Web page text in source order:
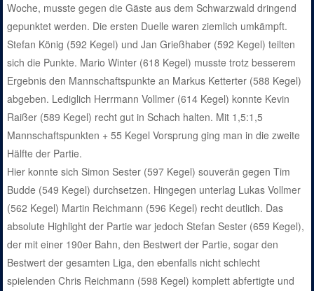
Woche, musste gegen die Gäste aus dem Schwarzwald dringend
gepunktet werden. Die ersten Duelle waren ziemlich umkämpft.
Stefan König (592 Kegel) und Jan Grießhaber (592 Kegel) teilten
sich die Punkte. Mario Winter (618 Kegel) musste trotz besserem
Ergebnis den Mannschaftspunkte an Markus Ketterter (588 Kegel)
abgeben. Lediglich Herrmann Vollmer (614 Kegel) konnte Kevin
Raißer (589 Kegel) recht gut in Schach halten. Mit 1,5:1,5
Mannschaftspunkten + 55 Kegel Vorsprung ging man in die zweite
Hälfte der Partie.
Hier konnte sich Simon Sester (597 Kegel) souverän gegen Tim
Budde (549 Kegel) durchsetzen. Hingegen unterlag Lukas Vollmer
(562 Kegel) Martin Reichmann (596 Kegel) recht deutlich. Das
absolute Highlight der Partie war jedoch Stefan Sester (659 Kegel),
der mit einer 190er Bahn, den Bestwert der Partie, sogar den
Bestwert der gesamten Liga, den ebenfalls nicht schlecht
spielenden Chris Reichmann (598 Kegel) komplett abfertigte und